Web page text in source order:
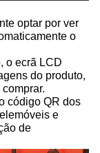
optar por ver
o
o ecrã LCD
do produto,
código QR dos
e
de